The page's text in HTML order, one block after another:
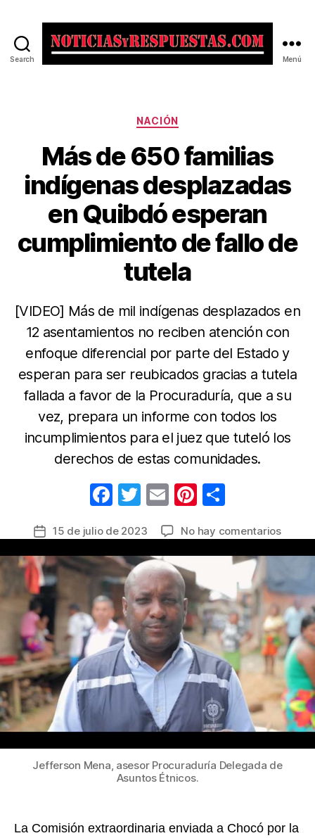
Search Menú
Categorías
NACIÓN
Más de 650 familias
indígenas desplazadas
en Quibdó esperan
cumplimiento de fallo de
tutela
[VIDEO] Más de mil indígenas desplazados en
12 asentamientos no reciben atención con
enfoque diferencial por parte del Estado y
esperan para ser reubicados gracias a tutela
fallada a favor de la Procuraduría, que a su
vez, prepara un informe con todos los
incumplimientos para el juez que tuteló los
derechos de estas comunidades.
F
c
e
b
o
o
k
T
itt
er
E
ail
Pi
er
e
st
m
p
ar
tir
Fecha
la
entrada
15 de julio de 2023 No hay comentariosen
en
de
fallo
de
tutela
Jefferson Mena, asesor Procuraduría Delegada de
Asuntos Étnicos.
La Comisión extraordinaria enviada a Chocó por la